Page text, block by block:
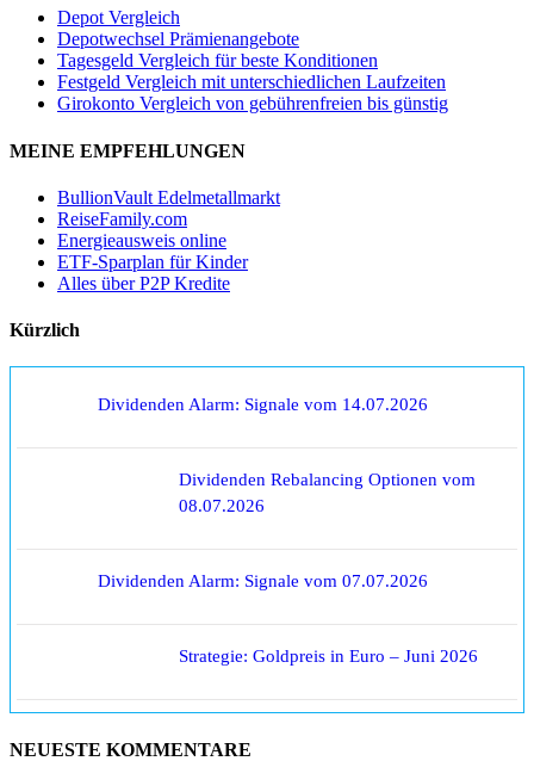
Depot Vergleich
Depotwechsel Prämienangebote
Tagesgeld Vergleich für beste Konditionen
Festgeld Vergleich mit unterschiedlichen Laufzeiten
Girokonto Vergleich von gebührenfreien bis günstig
MEINE EMPFEHLUNGEN
BullionVault Edelmetallmarkt
ReiseFamily.com
Energieausweis online
ETF-Sparplan für Kinder
Alles über P2P Kredite
Kürzlich
Dividenden Alarm: Signale vom 14.07.2026
Dividenden Rebalancing Optionen vom
08.07.2026
Dividenden Alarm: Signale vom 07.07.2026
Strategie: Goldpreis in Euro – Juni 2026
NEUESTE KOMMENTARE